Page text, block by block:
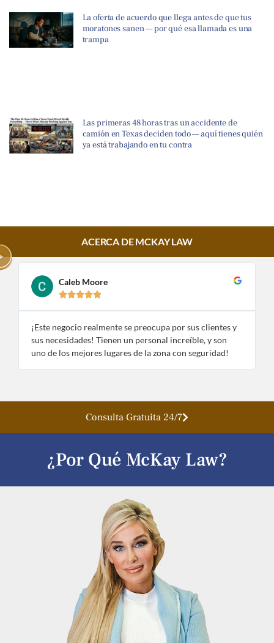
La oferta de acuerdo que llega antes de que tus
moratones sanen — por qué esa llamada es una
trampa
Las primeras 48 horas tras un accidente de
camión en Texas deciden todo — aquí tienes quién
ya está trabajando en tu contra
ACERCA DE MCKAY LAW
Caleb Moore

¡Este negocio realmente se preocupa por sus clientes y
sus necesidades! Tienen un personal increíble, y son
uno de los mejores lugares de la zona con seguridad!
Consulta Gratuita 24/7
¿Por Qué McKay Law?